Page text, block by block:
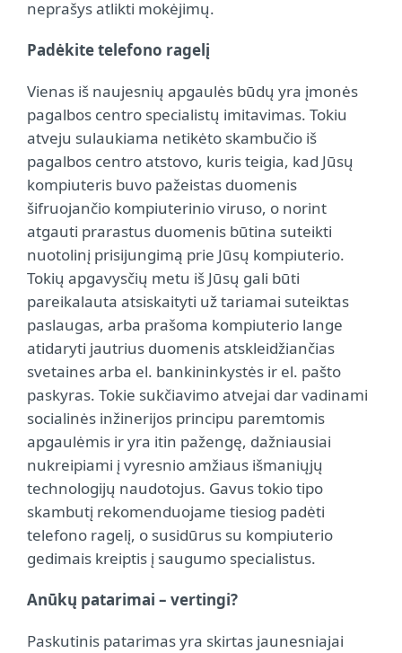
neprašys atlikti mokėjimų.
Padėkite telefono ragelį
Vienas iš naujesnių apgaulės būdų yra įmonės
pagalbos centro specialistų imitavimas. Tokiu
atveju sulaukiama netikėto skambučio iš
pagalbos centro atstovo, kuris teigia, kad Jūsų
kompiuteris buvo pažeistas duomenis
šifruojančio kompiuterinio viruso, o norint
atgauti prarastus duomenis būtina suteikti
nuotolinį prisijungimą prie Jūsų kompiuterio.
Tokių apgavysčių metu iš Jūsų gali būti
pareikalauta atsiskaityti už tariamai suteiktas
paslaugas, arba prašoma kompiuterio lange
atidaryti jautrius duomenis atskleidžiančias
svetaines arba el. bankininkystės ir el. pašto
paskyras. Tokie sukčiavimo atvejai dar vadinami
socialinės inžinerijos principu paremtomis
apgaulėmis ir yra itin pažengę, dažniausiai
nukreipiami į vyresnio amžiaus išmaniųjų
technologijų naudotojus. Gavus tokio tipo
skambutį rekomenduojame tiesiog padėti
telefono ragelį, o susidūrus su kompiuterio
gedimais kreiptis į saugumo specialistus.
Anūkų patarimai – vertingi?
Paskutinis patarimas yra skirtas jaunesniajai